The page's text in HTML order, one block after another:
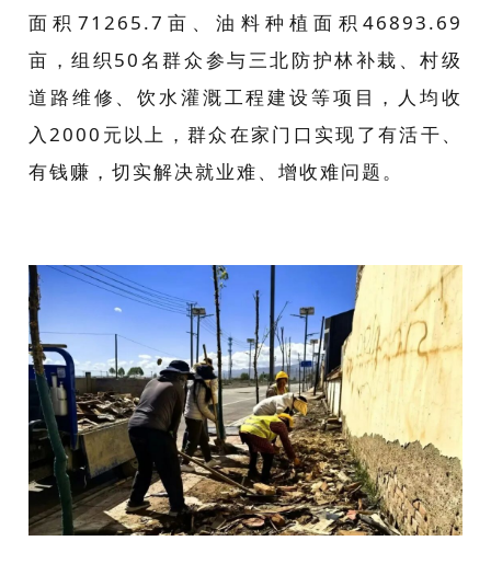
面积71265.7亩、油料种植面积46893.69
亩，组织50名群众参与三北防护林补栽、村级
道路维修、饮水灌溉工程建设等项目，人均收
入2000元以上，群众在家门口实现了有活干、
有钱赚，切实解决就业难、增收难问题。